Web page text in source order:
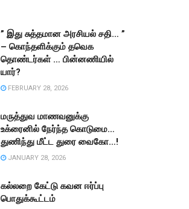
” இது சுத்தமான அரசியல் சதி… ”
– கொந்தளிக்கும் தவெக
தொண்டர்கள் … பின்னணியில்
யார்?
FEBRUARY 28, 2026
மருத்துவ மாணவனுக்கு
உக்ரைனில் நேர்ந்த கொடுமை…
துணிந்து மீட்ட துரை வைகோ…!
JANUARY 28, 2026
கல்லறை கேட்டு கவன ஈர்ப்பு
பொதுக்கூட்டம்